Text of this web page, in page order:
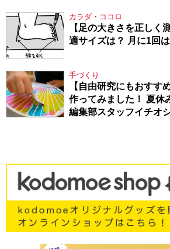
カラダ・ココロ
【足の大きさを正しく
適サイズは？ 月に1回
手づくり
【自由研究にもおすす
作ってみました！ 夏休
編集部スタッフイチオ